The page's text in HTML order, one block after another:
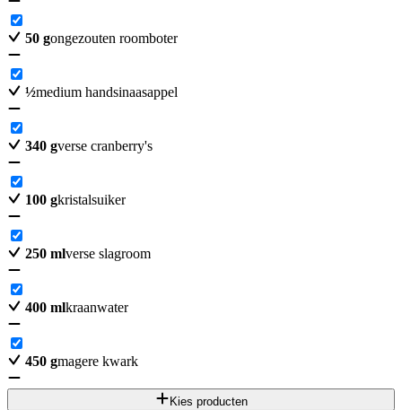
50 gongezouten roomboter
½medium handsinaasappel
340 gverse cranberry's
100 gkristalsuiker
250 mlverse slagroom
400 mlkraanwater
450 gmagere kwark
Kies producten